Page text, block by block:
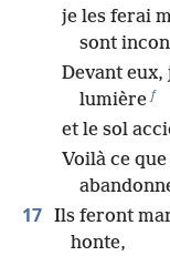
je les ferai
sont
Devant eux,
lumière f
et le sol
Voilà ce
17 Ils feront
honte,